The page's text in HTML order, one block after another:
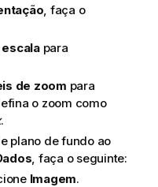
, faça o
para
de zoom para
o zoom como
.
plano de fundo ao
, faça o seguinte:
Imagem.